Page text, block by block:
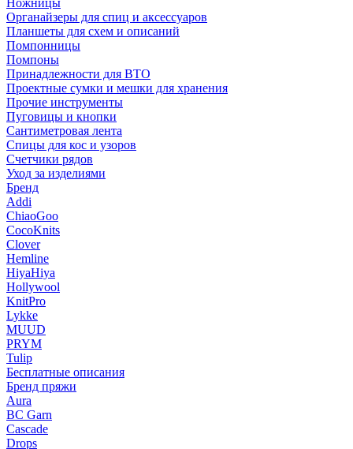
Ножницы
Органайзеры для спиц и аксессуаров
Планшеты для схем и описаний
Помпонницы
Помпоны
Принадлежности для ВТО
Проектные сумки и мешки для хранения
Прочие инструменты
Пуговицы и кнопки
Сантиметровая лента
Спицы для кос и узоров
Счетчики рядов
Уход за изделиями
Бренд
Addi
ChiaoGoo
CocoKnits
Clover
Hemline
HiyaHiya
Hollywool
KnitPro
Lykke
MUUD
PRYM
Tulip
Бесплатные описания
Бренд пряжи
Aura
BC Garn
Cascade
Drops